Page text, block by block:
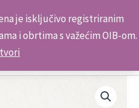
je isključivo registriranim
i obrtima s važećim OIB-om.
98 179 3891